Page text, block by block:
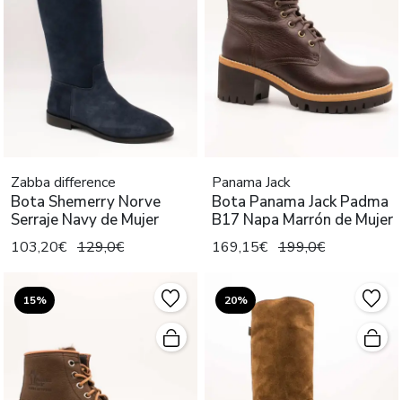
Zabba difference
Bota Shemerry Norve
Serraje Navy de Mujer
103,20€ 129,0€
Panama Jack
Bota Panama Jack Padma
B17 Napa Marrón de Mujer
169,15€ 199,0€
15% 20%